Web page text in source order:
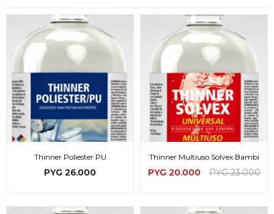
Thinner Poliester PU
PYG 26.000
Thinner Multiuso Solvex Bambi
PYG 20.000 PYG 23.000